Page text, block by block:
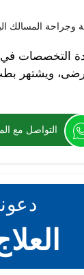
المسالك
ويشتهر
التواصل مع